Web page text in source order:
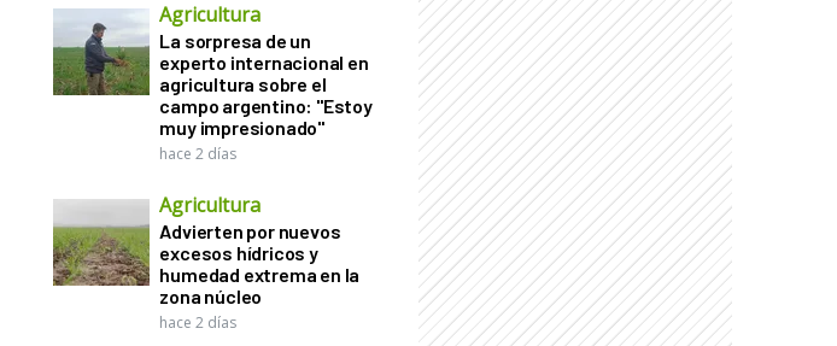
Agricultura
La sorpresa de un
experto internacional en
agricultura sobre el
campo argentino: "Estoy
muy impresionado"
hace 2 días
Agricultura
Advierten por nuevos
excesos hídricos y
humedad extrema en la
zona núcleo
hace 2 días